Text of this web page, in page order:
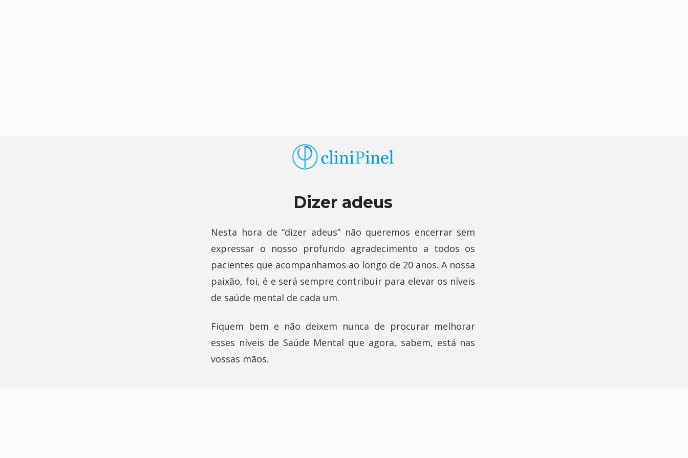
Dizer adeus
Nesta hora de “dizer adeus” não queremos encerrar sem
expressar o nosso profundo agradecimento a todos os
pacientes que acompanhamos ao longo de 20 anos. A nossa
paixão, foi, é e será sempre contribuir para elevar os níveis
de saúde mental de cada um.
Fiquem bem e não deixem nunca de procurar melhorar
esses níveis de Saúde Mental que agora, sabem, está nas
vossas mãos.